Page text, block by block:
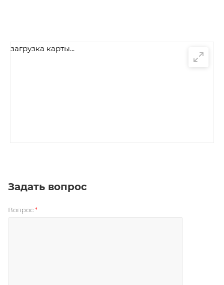
загрузка карты...
Задать вопрос
Вопрос *